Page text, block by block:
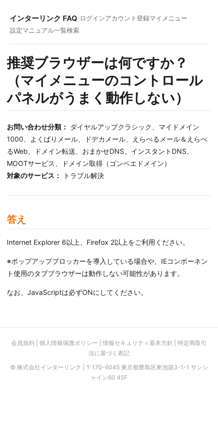
インターリンク FAQ ログインアカウント登録マイメニュー
設定マニュアル一覧検索
推奨ブラウザーは何ですか？
（マイメニューのコントロール
パネルがうまく動作しない）
お問い合わせ分類：
ダイヤルアップクラシック、マイドメイン
1000、よくばりメール、ドデカメール、えらべるメール＆えらべ
るWeb、ドメイン転送、おまかせDNS、インスタントDNS、
MOOTサービス、ドメイン取得（ゴンベエドメイン）
対象のサービス：
トラブル解決
答え
Internet Explorer 6以上、Firefox 2以上をご利用ください。
※ポップアップブロッカーを導入している場合や、IEコンポーネン
ト使用のタブブラウザーは動作しない可能性があります。
なお、JavaScriptは必ずONにしてください。
会員規約 個人情報保護ポリシー 情報セキュリティ基本方針
特定商取引
法に基づく表記
© 株式会社インターリンク | 〒170-6045 東京都豊島区東池袋3-1-1 サンシ
ャイン60 45F